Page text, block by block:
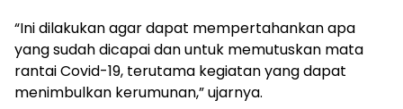
“Ini dilakukan agar dapat mempertahankan apa
yang sudah dicapai dan untuk memutuskan mata
rantai Covid-19, terutama kegiatan yang dapat
menimbulkan kerumunan,” ujarnya.